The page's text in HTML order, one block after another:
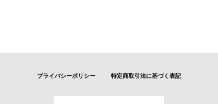
プライバシーポリシー 特定商取引法に基づく表記